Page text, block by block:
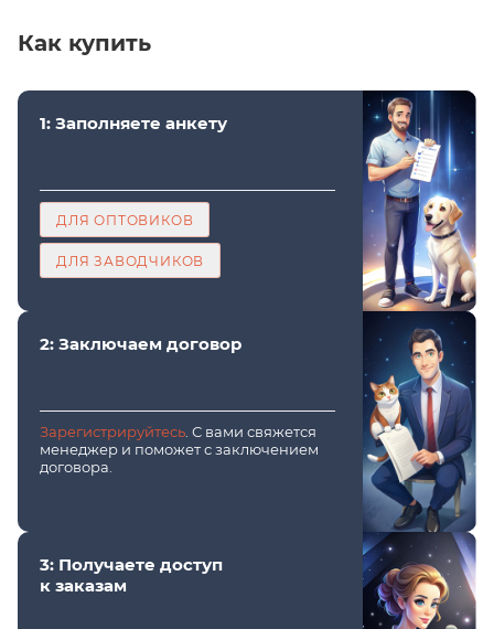
Как купить
1: Заполняете анкету
ДЛЯ ОПТОВИКОВ
ДЛЯ ЗАВОДЧИКОВ
2: Заключаем договор
Зарегистрируйтесь . С вами свяжется
менеджер и поможет с заключением
договора.
3: Получаете доступ
к заказам